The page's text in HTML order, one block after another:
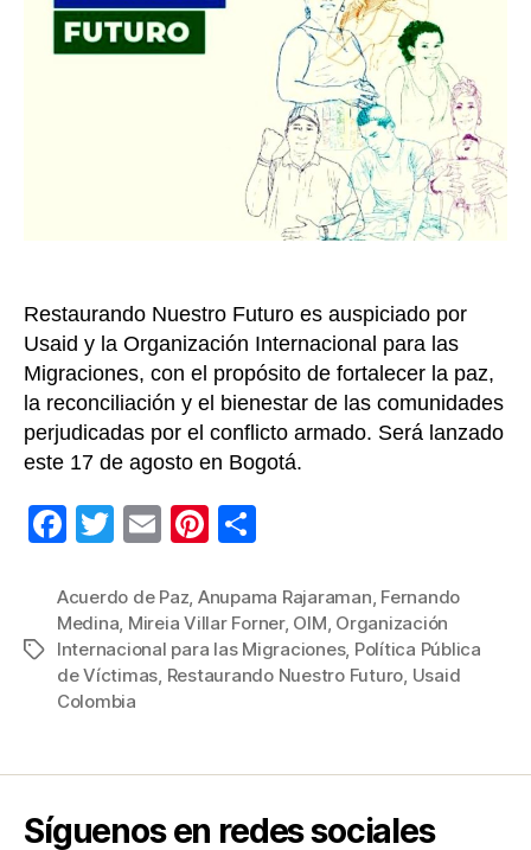
la
de
Restaurando Nuestro Futuro es auspiciado por
Usaid y la Organización Internacional para las
Migraciones, con el propósito de fortalecer la paz,
la reconciliación y el bienestar de las comunidades
perjudicadas por el conflicto armado. Será lanzado
este 17 de agosto en Bogotá.
F
c
e
b
o
k
T
tt
er
E
ail
Pi
er
e
st
m
p
ar
Etiquetas
Acuerdo de Paz Anupama Rajaraman Fernando
Medina Mireia Villar Forner, OIM Organización
Internacional para las Migraciones, Política Pública
de Víctimas Restaurando Nuestro Futuro Usaid
Colombia
Síguenos en redes sociales